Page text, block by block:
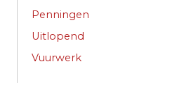
Penningen
Uitlopend
Vuurwerk